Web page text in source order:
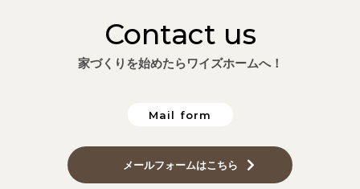
Contact us
家づくりを始めたらワイズホームへ！
Mail form
メールフォームはこちら